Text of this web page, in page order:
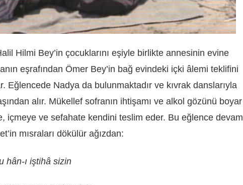
Hilmi Bey’in çocuklarını eşiyle birlikte annesinin evine
eşrafından Ömer Bey’in bağ evindeki içki âlemi teklifini
Eğlencede Nadya da bulunmaktadır ve kıvrak danslarıyla
alır. Mükellef sofranın ihtişamı ve alkol gözünü boyar
içmeye ve sefahate kendini teslim eder. Bu eğlence devam
mısraları dökülür ağızdan:
hân-ı iştihâ sizin